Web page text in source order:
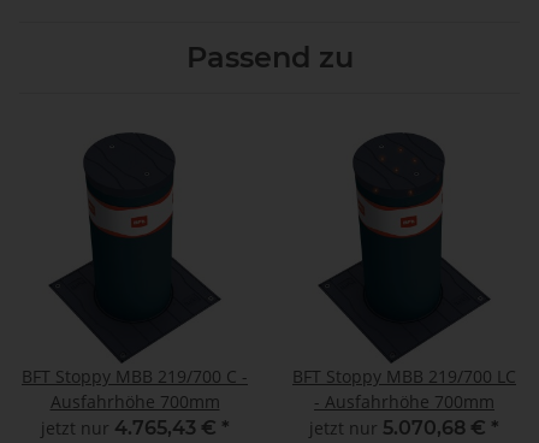
Passend zu
BFT Stoppy MBB 219/700 C -
Ausfahrhöhe 700mm
jetzt nur 4.765,43 € *
BFT Stoppy MBB 219/700 LC
- Ausfahrhöhe 700mm
jetzt nur 5.070,68 € *